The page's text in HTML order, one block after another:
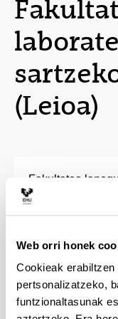
Web orri honek
Cookieak
pertsonalizatzeko,
funtzionaltasunak
(Leioa)
Fakultatea
21:00etara.
aurrera
langileei
telefono